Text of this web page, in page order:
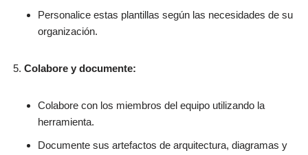
Personalice estas plantillas según las necesidades de su
organización.
Colabore y documente:
Colabore con los miembros del equipo utilizando la
herramienta.
Documente sus artefactos de arquitectura, diagramas y